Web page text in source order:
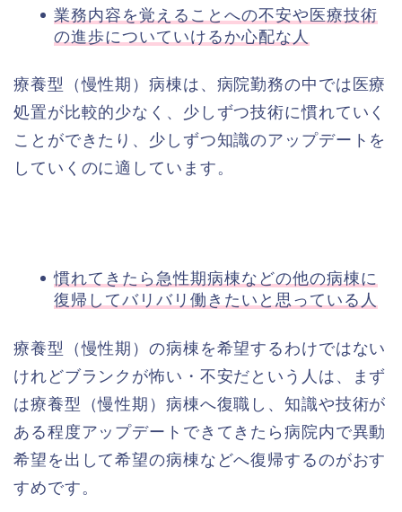
業務内容を覚えることへの不安や医療技術
の進歩についていけるか心配な人
療養型（慢性期）病棟は、病院勤務の中では医療
処置が比較的少なく、少しずつ技術に慣れていく
ことができたり、少しずつ知識のアップデートを
していくのに適しています。
慣れてきたら急性期病棟などの他の病棟に
復帰してバリバリ働きたいと思っている人
療養型（慢性期）の病棟を希望するわけではない
けれどブランクが怖い・不安だという人は、まず
は療養型（慢性期）病棟へ復職し、知識や技術が
ある程度アップデートできてきたら病院内で異動
希望を出して希望の病棟などへ復帰するのがおす
すめです。